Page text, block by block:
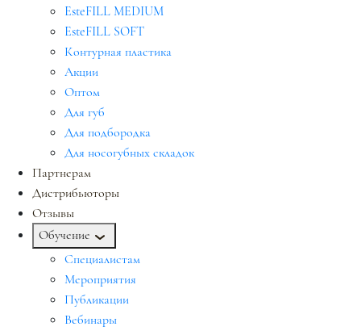
EsteFILL MEDIUM
EsteFILL SOFT
Контурная пластика
Акции
Оптом
Для губ
Для подбородка
Для носогубных складок
Партнерам
Дистрибьюторы
Отзывы
Обучение
Специалистам
Мероприятия
Публикации
Вебинары